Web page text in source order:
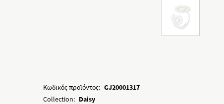
Κωδικός προϊόντος: GJ20001317
Collection: Daisy